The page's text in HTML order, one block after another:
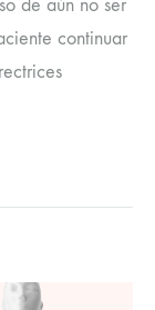
de aún no ser
continuar